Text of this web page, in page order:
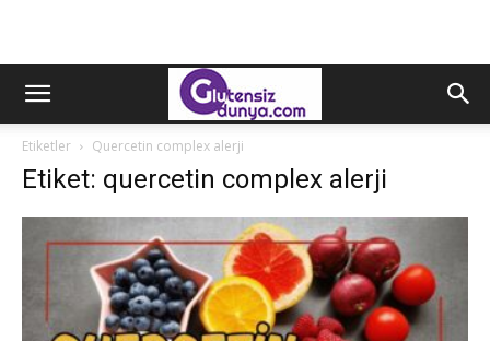
Etiketler Quercetin complex alerji
Etiket: quercetin complex alerji